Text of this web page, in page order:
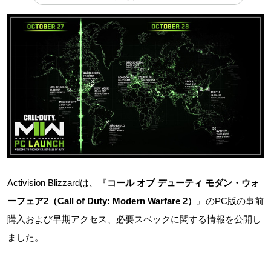
Activision Blizzardは、『コール オブ デューティ モダン・ウォ
ーフェア2（Call of Duty: Modern Warfare 2）
』のPC版の事前
購入および早期アクセス、必要スペックに関する情報を公開し
ました。